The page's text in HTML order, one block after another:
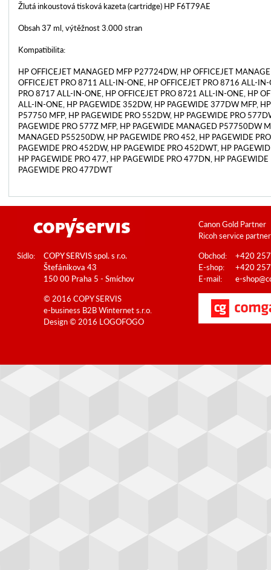
Žlutá inkoustová tisková kazeta (cartridge) HP F6T79AE
Obsah 37 ml, výtěžnost 3.000 stran
Kompatibilita:
HP OFFICEJET MANAGED MFP P27724DW, HP OFFICEJET
OFFICEJET PRO 8711 ALL-IN-ONE, HP OFFICEJET PRO 8716 ALL-IN-
PRO 8717 ALL-IN-ONE, HP OFFICEJET PRO 8721 ALL-IN-ONE, HP
ALL-IN-ONE, HP PAGEWIDE 352DW, HP PAGEWIDE 377DW MFP,
P57750 MFP, HP PAGEWIDE PRO 552DW, HP PAGEWIDE PRO
PAGEWIDE PRO 577Z MFP, HP PAGEWIDE MANAGED P57750DW
MANAGED P55250DW, HP PAGEWIDE PRO 452, HP PAGEWIDE
PAGEWIDE PRO 452DW, HP PAGEWIDE PRO 452DWT, HP
HP PAGEWIDE PRO 477, HP PAGEWIDE PRO 477DN, HP
PAGEWIDE PRO 477DWT
Canon Gold Partner
Ricoh service partner
Sídlo:
COPY SERVIS spol. s r.o.
Štefánikova 43
150 00 Praha 5 - Smíchov
Obchod:
+420
E-shop:
+420
E-mail:
e-
© 2016 COPY SERVIS
e-business B2BWinternet s.r.o.
Design © 2016 LOGOFOGO